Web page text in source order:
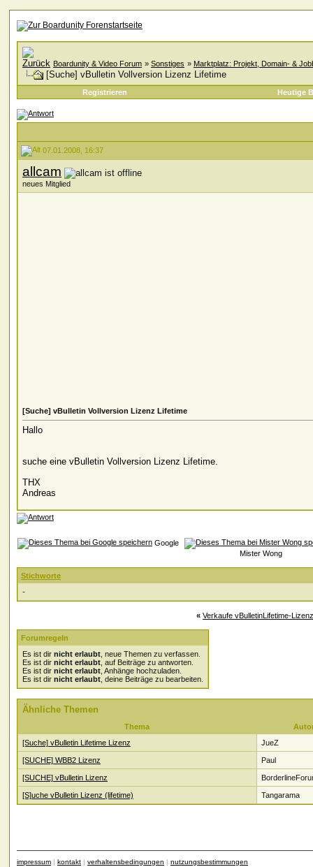
Boardunity & Video Forum » Sonstiges » Marktplatz: Projekt, Domain- &
[Suche] vBulletin Vollversion Lizenz Lifetime
Registrieren Heutige
07.01.2008, 16:37
allcam
neues Mitglied
[Suche] vBulletin Vollversion Lizenz Lifetime
Hallo
suche eine vBulletin Vollversion Lizenz Lifetime.
THX
Andreas
Google
Mister Wong
Stichworte
-
« Verkaufe vBulletinLifetime-Lizenz
Forumregeln
Es ist dir nicht erlaubt , neue Themen zu verfassen.
Es ist dir nicht erlaubt , auf Beiträge zu antworten.
Es ist dir nicht erlaubt , Anhänge hochzuladen.
Es ist dir nicht erlaubt , deine Beiträge zu bearbeiten.
Ähnliche Themen
Thema
[Suche] vBulletin Lifetime Lizenz
JueZ
[SUCHE] WBB2 Lizenz Paul
[SUCHE] vBulletin Lizenz
[S]uche vBulletin Lizenz (lifetime) Tangarama
impressum | kontakt | verhaltensbedingungen | nutzungsbestimmungen